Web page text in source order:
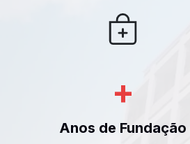
+
Anos de Fundação